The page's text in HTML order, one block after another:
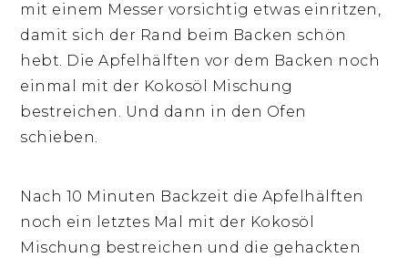
mit einem Messer vorsichtig etwas einritzen,
damit sich der Rand beim Backen schön
hebt. Die Apfelhälften vor dem Backen noch
einmal mit der Kokosöl Mischung
bestreichen. Und dann in den Ofen
schieben.
Nach 10 Minuten Backzeit die Apfelhälften
noch ein letztes Mal mit der Kokosöl
Mischung bestreichen und die gehackten